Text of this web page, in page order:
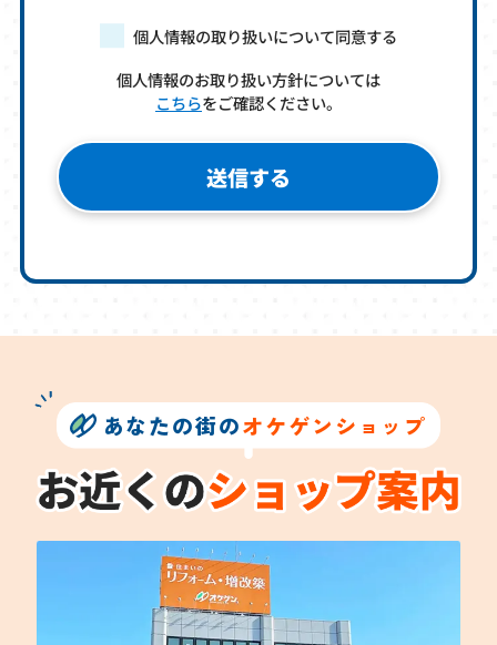
個人情報の取り扱いについて同意する
個人情報のお取り扱い方針については
こちらをご確認ください。
あなたの街のオケゲンショップ